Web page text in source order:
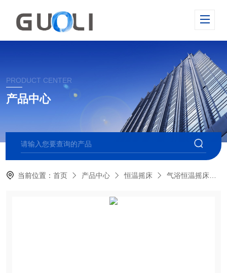
PRODUCT CENTER
产品中心
当前位置：首页 产品中心 恒温摇床 气浴恒温摇床